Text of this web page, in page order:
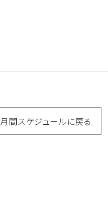
月間スケジュールに戻る